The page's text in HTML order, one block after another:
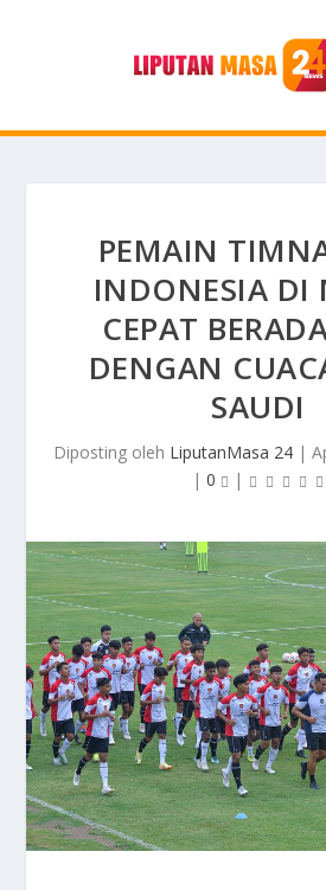
PEMAIN
INDONESIA DI
CEPAT
DENGAN
SAUDI
Diposting oleh LiputanMasa 24 |
| 0 |